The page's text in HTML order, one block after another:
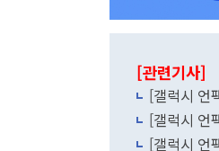
[관련기사]
[갤럭시 언
[갤럭시 언
[갤럭시 언